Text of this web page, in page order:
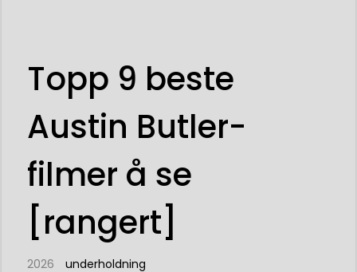
Topp 9 beste
Austin Butler-
filmer å se
[rangert]
2026 underholdning